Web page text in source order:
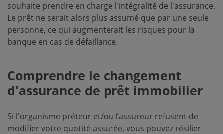
souhaite prendre en charge l'intégralité de l'assurance.
Le prêt ne serait alors plus assumé que par une seule
personne, ce qui augmenterait les risques pour la
banque en cas de défaillance.
Comprendre le changement
d'assurance de prêt immobilier
Si l'organisme préteur et/ou l’assureur refusent de
modifier votre quotité assurée, vous pouvez résilier